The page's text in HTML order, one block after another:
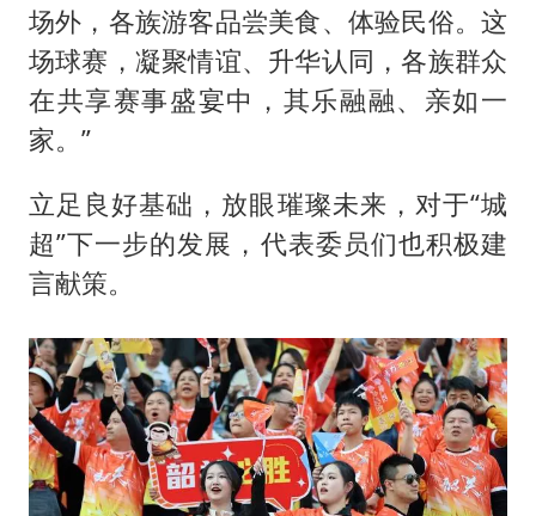
场外，各族游客品尝美食、体验民俗。这
场球赛，凝聚情谊、升华认同，各族群众
在共享赛事盛宴中，其乐融融、亲如一
家。”
立足良好基础，放眼璀璨未来，对于“城
超”下一步的发展，代表委员们也积极建
言献策。